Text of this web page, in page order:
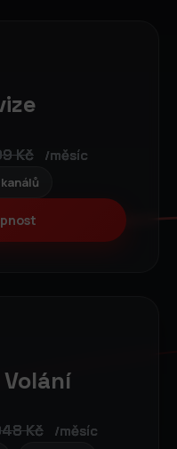
Kč /měsíc
Kč /měsíc